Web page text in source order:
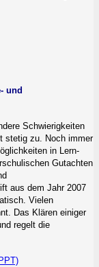
und
Schwierigkeiten
stetig zu. Noch immer
in Lern-
Gutachten
aus dem Jahr 2007
Vielen
Das Klären einiger
regelt die